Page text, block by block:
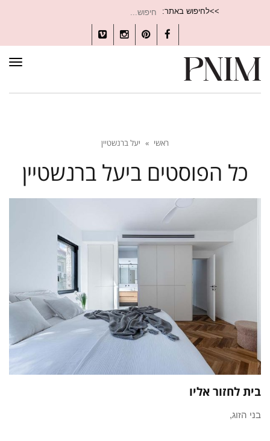
>>לחיפוש באתר:
עבור:
Facebook
Pinterest
Instagram
Vimeo
ראשי » יעל ברנשטיין
כל הפוסטים ביעל ברנשטיין
בית לחזור אליו
בני הזוג,